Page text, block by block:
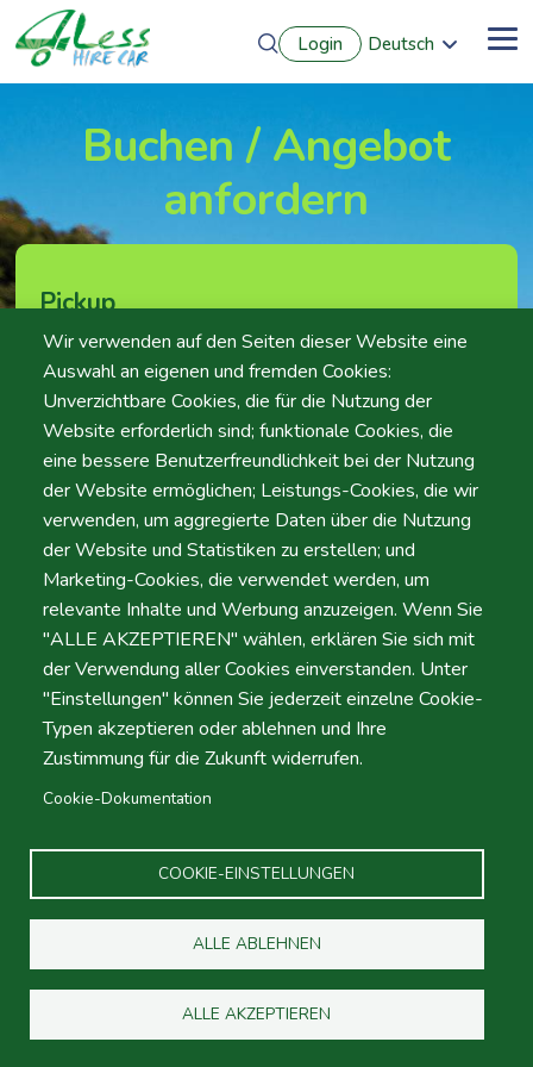
Direkt
zum
Inhalt
Login
Deutsch
Español
Wir verwenden auf den Seiten dieser Website eine
Auswahl an eigenen und fremden Cookies:
Unverzichtbare Cookies, die für die Nutzung der
Website erforderlich sind; funktionale Cookies, die
eine bessere Benutzerfreundlichkeit bei der Nutzung
der Website ermöglichen; Leistungs-Cookies, die wir
verwenden, um aggregierte Daten über die Nutzung
der Website und Statistiken zu erstellen; und
Marketing-Cookies, die verwendet werden, um
relevante Inhalte und Werbung anzuzeigen. Wenn Sie
"ALLE AKZEPTIEREN" wählen, erklären Sie sich mit
der Verwendung aller Cookies einverstanden. Unter
"Einstellungen" können Sie jederzeit einzelne Cookie-
Typen akzeptieren oder ablehnen und Ihre
Zustimmung für die Zukunft widerrufen.
Cookie-Dokumentation
COOKIE-EINSTELLUNGEN
ALLE ABLEHNEN
ALLE AKZEPTIEREN
Buchen / Angebot
anfordern
Pickup
Standort
Tag
Datum
Zeit
Zeit
Dropoff
Standort
Tag
Datum
Zeit
Zeit
Promotion code